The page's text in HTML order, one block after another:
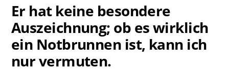
Er hat keine besondere
Auszeichnung; ob es wirklich
ein Notbrunnen ist, kann ich
nur vermuten.